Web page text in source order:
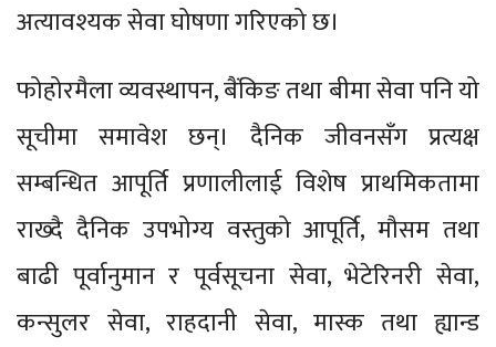
अत्यावश्यक सेवा घोषणा गरिएको छ।
फोहोरमैला व्यवस्थापन, बैंकिङ तथा बीमा सेवा पनि यो
सूचीमा समावेश छन्। दैनिक जीवनसँग प्रत्यक्ष
सम्बन्धित आपूर्ति प्रणालीलाई विशेष प्राथमिकतामा
राख्दै दैनिक उपभोग्य वस्तुको आपूर्ति, मौसम तथा
बाढी पूर्वानुमान र पूर्वसूचना सेवा, भेटेरिनरी सेवा,
कन्सुलर सेवा, राहदानी सेवा, मास्क तथा ह्यान्ड